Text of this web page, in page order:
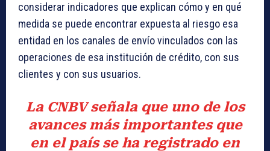
considerar indicadores que explican cómo y en qué
medida se puede encontrar expuesta al riesgo esa
entidad en los canales de envío vinculados con las
operaciones de esa institución de crédito, con sus
clientes y con sus usuarios.
La CNBV señala que uno de los
avances más importantes que
en el país se ha registrado en